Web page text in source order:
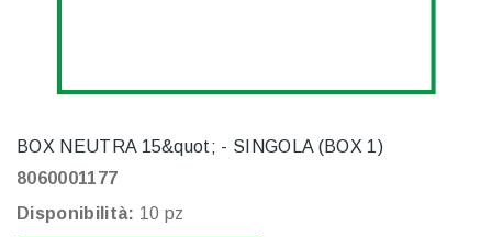
BOX NEUTRA 15&quot; - SINGOLA (BOX 1)
8060001177
Disponibilità: 10 pz